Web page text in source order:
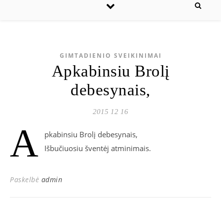
GIMTADIENIO SVEIKINIMAI
Apkabinsiu Brolį
debesynais,
2015 12 16
A
pkabinsiu Brolį debesynais,
Išbučiuosiu šventėj atminimais.
Paskelbė admin